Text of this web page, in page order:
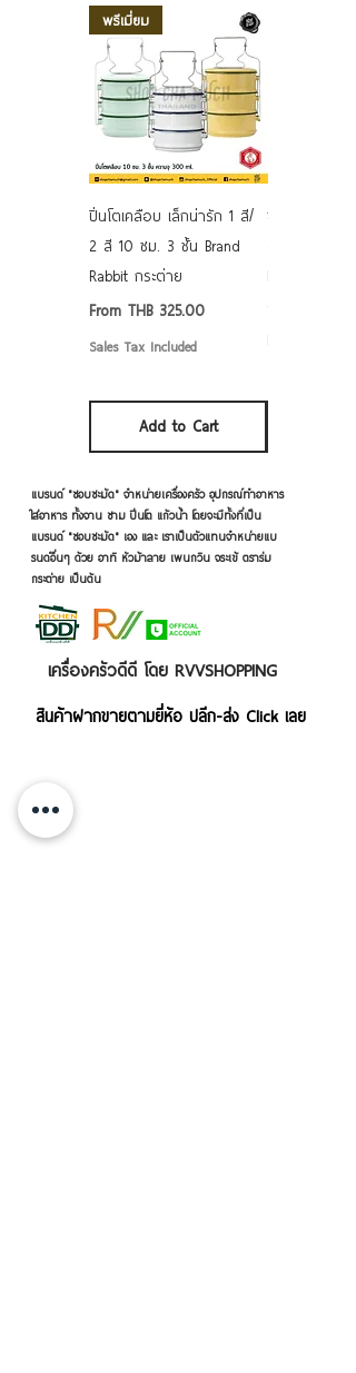
พรีเมี่ยม
ปิ่นโตเคลือบ เล็กน่ารัก 1 สี/
2 สี 10 ซม. 3 ชั้น Brand
Rabbit กระต่าย
From THB 325.00
Sale Price
Sales Tax Included
Add to Cart
ชามเคลือบ
แบรนด์ "ชอบชะมัด" จำหน่ายเครื่องครัว อุปกรณ์ทำอาหาร
ใส่อาหาร ทั้งจาน ชาม ปิ่นโต แก้วน้ำ โดยจะมีทั้งที่เป็น
แบรนด์ "ชอบชะมัด" เอง และ เราเป็นตัวแทนจำหน่ายแบ
รนด์อื่นๆ ด้วย อาทิ หัวม้าลาย เพนกวิน จระเข้ ตราร่ม
กระต่าย เป็นต้น
เครื่องครัวดีดี โดย RVVSHOPPING
สินค้าฝากขายตามยี่ห้อ ปลีก-ส่ง Click เลย